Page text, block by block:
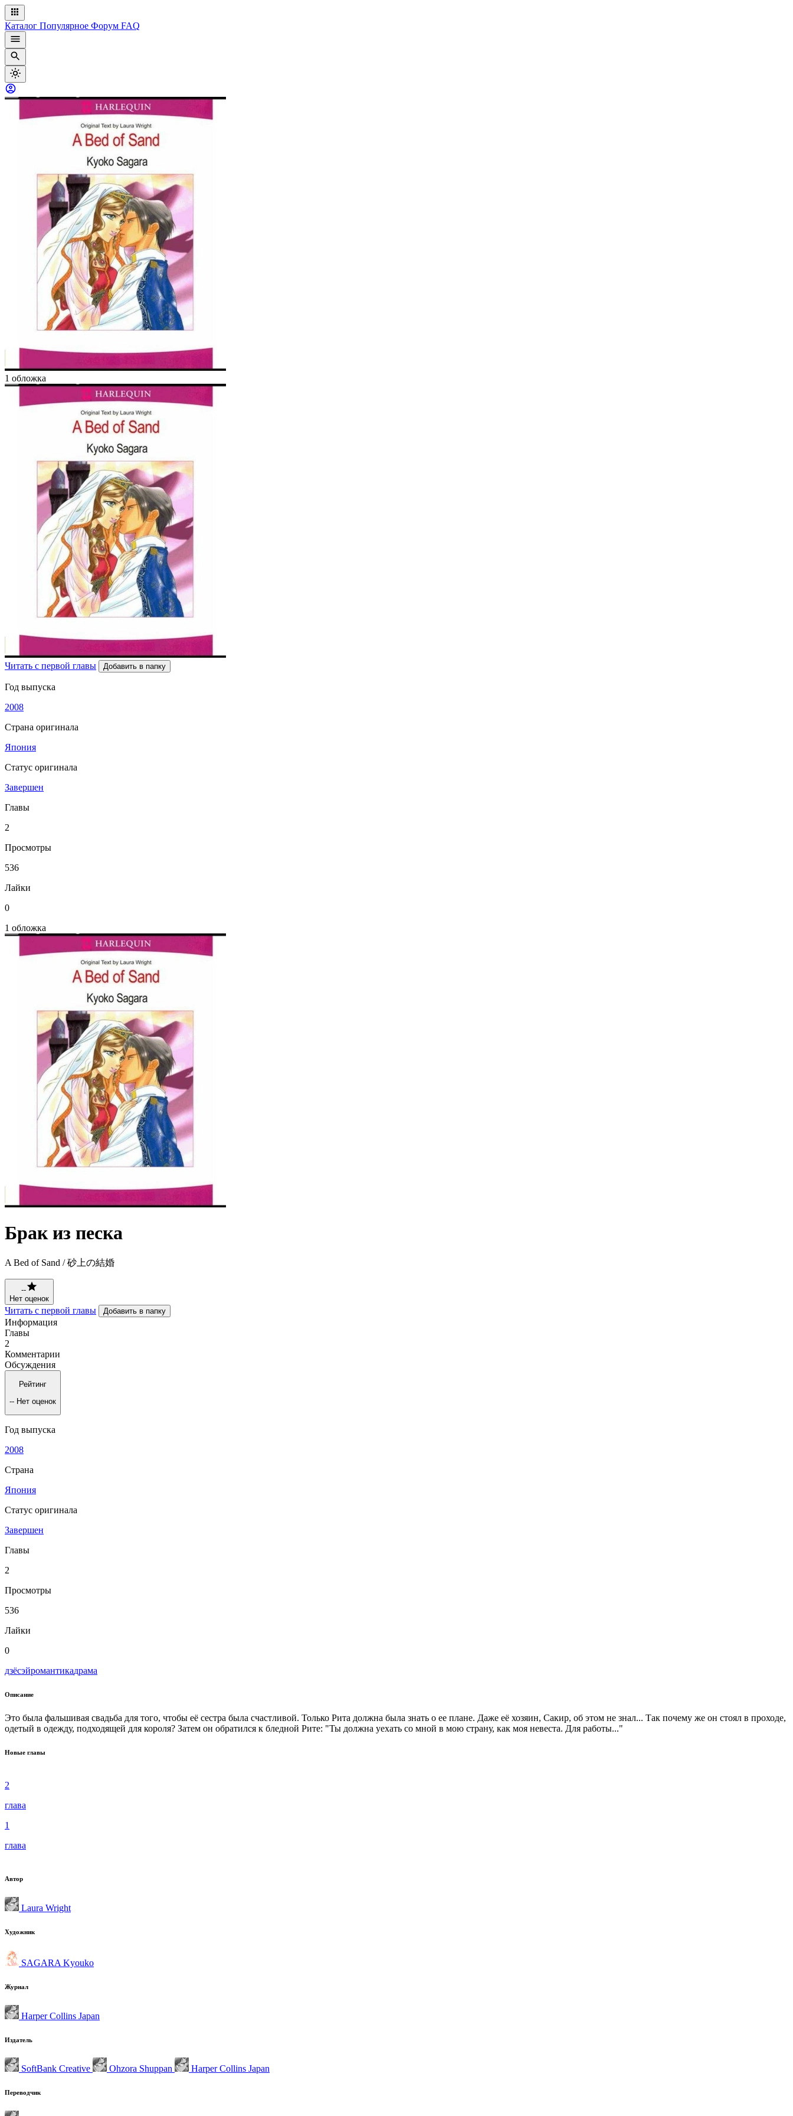
Каталог Популярное Форум FAQ
1 обложка
Читать с первой главы Добавить в папку
Год выпуска
2008
Страна оригинала
Япония
Статус оригинала
Завершен
Главы
2
Просмотры
536
Лайки
0
1 обложка
Брак из песка
A Bed of Sand / 砂上の結婚
--
Нет оценок
Читать с первой главы Добавить в папку
Информация
Главы
2
Комментарии
Обсуждения
Рейтинг
-- Нет оценок
Год выпуска
2008
Страна
Япония
Статус оригинала
Завершен
Главы
2
Просмотры
536
Лайки
0
дзёсэйромантикадрама
Описание
Это была фальшивая свадьба для того, чтобы её сестра была счастливой. Только Рита должна была знать о ее плане. Даже её хозяин, Сакир, об этом не знал... Так почему же он стоял в проходе,
одетый в одежду, подходящей для короля? Затем он обратился к бледной Рите: "Ты должна уехать со мной в мою страну, как моя невеста. Для работы..."
Новые главы
2
глава
1
глава
Автор
Laura Wright
Художник
SAGARA Kyouko
Журнал
Harper Collins Japan
Издатель
SoftBank Creative Ohzora Shuppan Harper Collins Japan
Переводчик